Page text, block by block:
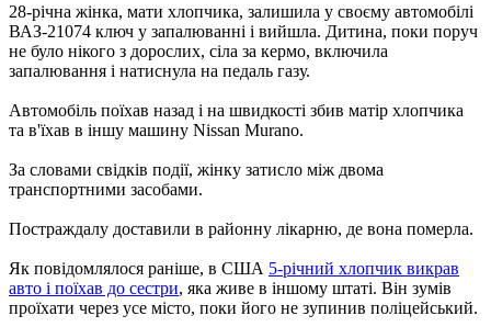
28-річна жінка, мати хлопчика, залишила у своєму автомобілі
ВАЗ-21074 ключ у запалюванні і вийшла. Дитина, поки поруч
не було нікого з дорослих, сіла за кермо, включила
запалювання і натиснула на педаль газу.
Автомобіль поїхав назад і на швидкості збив матір хлопчика
та в'їхав в іншу машину Nissan Murano.
За словами свідків події, жінку затисло між двома
транспортними засобами.
Постраждалу доставили в районну лікарню, де вона померла.
Як повідомлялося раніше, в США 5-річний хлопчик викрав
авто і поїхав до сестри, яка живе в іншому штаті. Він зумів
проїхати через усе місто, поки його не зупинив поліцейський.